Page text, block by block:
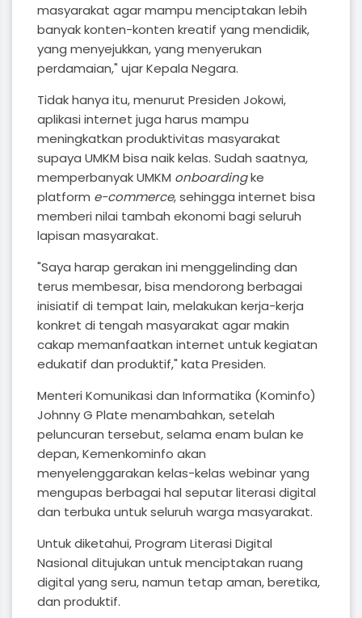
masyarakat agar mampu menciptakan lebih
banyak konten-konten kreatif yang mendidik,
yang menyejukkan, yang menyerukan
perdamaian," ujar Kepala Negara.
Tidak hanya itu, menurut Presiden Jokowi,
aplikasi internet juga harus mampu
meningkatkan produktivitas masyarakat
supaya UMKM bisa naik kelas. Sudah saatnya,
memperbanyak UMKM onboardingke
platform e-commerce, sehingga internet bisa
memberi nilai tambah ekonomi bagi seluruh
lapisan masyarakat.
"Saya harap gerakan ini menggelinding dan
terus membesar, bisa mendorong berbagai
inisiatif di tempat lain, melakukan kerja-kerja
konkret di tengah masyarakat agar makin
cakap memanfaatkan internet untuk kegiatan
edukatif dan produktif," kata Presiden.
Menteri Komunikasi dan Informatika (Kominfo)
Johnny G Plate menambahkan, setelah
peluncuran tersebut, selama enam bulan ke
depan, Kemenkominfo akan
menyelenggarakan kelas-kelas webinar yang
mengupas berbagai hal seputar literasi digital
dan terbuka untuk seluruh warga masyarakat.
Untuk diketahui, Program Literasi Digital
Nasional ditujukan untuk menciptakan ruang
digital yang seru, namun tetap aman, beretika,
dan produktif.